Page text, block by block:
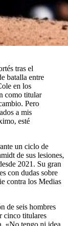
tras el
batalla entre
en los
como titular
Pero
a mis
esté
un ciclo de
de sus lesiones,
2021. Su gran
con dudas sobre
contra los Medias
de seis hombres
cinco titulares
«No tengo ni idea